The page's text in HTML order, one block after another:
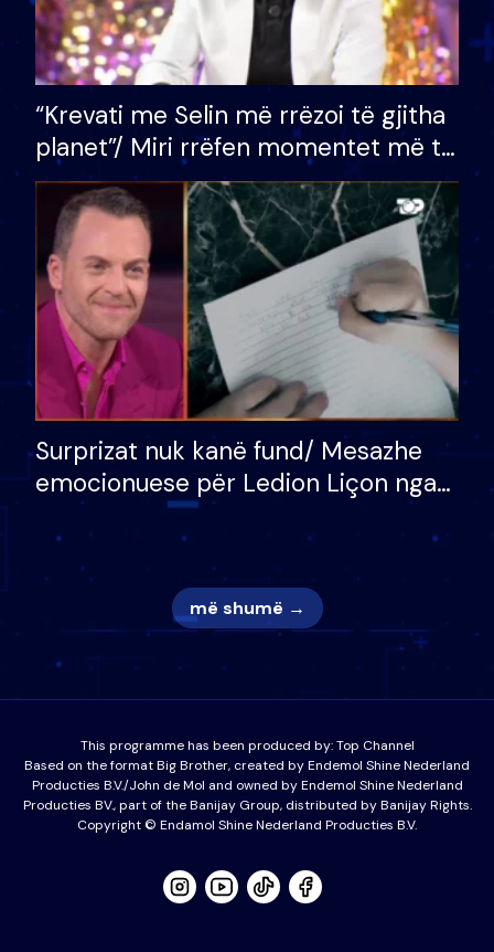
“Krevati me Selin më rrëzoi të gjitha
planet”/ Miri rrëfen momentet më të
bukura në shtëpinë e BB VIP: Do më
mungojë zilja e mëngjesit kur…
Surprizat nuk kanë fund/ Mesazhe
emocionuese për Ledion Liçon nga
nëna dhe fëmijët e tij, moderatori
nuk i mban dot lotët: Nuk meritoj…
më shumë →
This programme has been produced by:Top Channel
Based on the format Big Brother, created by Endemol Shine Nederland
Producties B.V./John de Mol and owned by Endemol Shine Nederland
Producties BV., part of the Banijay Group, distributed by Banijay Rights.
Copyright © Endamol Shine Nederland Producties B.V.